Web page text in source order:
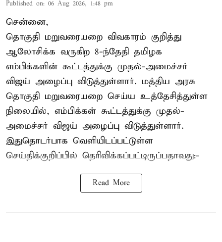
Published on: 06 Aug 2026, 1:48 pm
சென்னை,
தொகுதி மறுவரையறை விவகாரம் குறித்து
ஆலோசிக்க வருகிற 8-ந்தேதி தமிழக
எம்பிக்களின் கூட்டத்துக்கு முதல்-அமைச்சர்
விஜய் அழைப்பு விடுத்துள்ளார். மத்திய அரசு
தொகுதி மறுவரையறை செய்ய உத்தேசித்துள்ள
நிலையில், எம்பிக்கள் கூட்டத்துக்கு முதல்-
அமைச்சர் விஜய் அழைப்பு விடுத்துள்ளார்.
இதுதொடர்பாக வெளியிடப்பட்டுள்ள
செய்திக்குறிப்பில் தெரிவிக்கப்பட்டிருப்பதாவது:-
Read More